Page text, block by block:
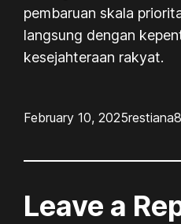
pembaruan skala
langsung dengan
kesejahteraan rakyat.
February 10, 2025
Leave a